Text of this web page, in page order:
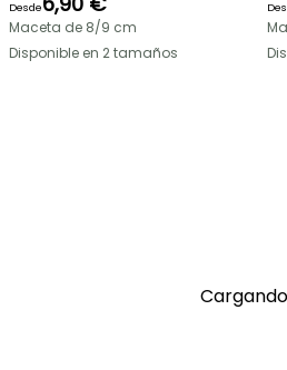
Desde
Maceta de 8/9 cm
Disponible en 2 tamaños